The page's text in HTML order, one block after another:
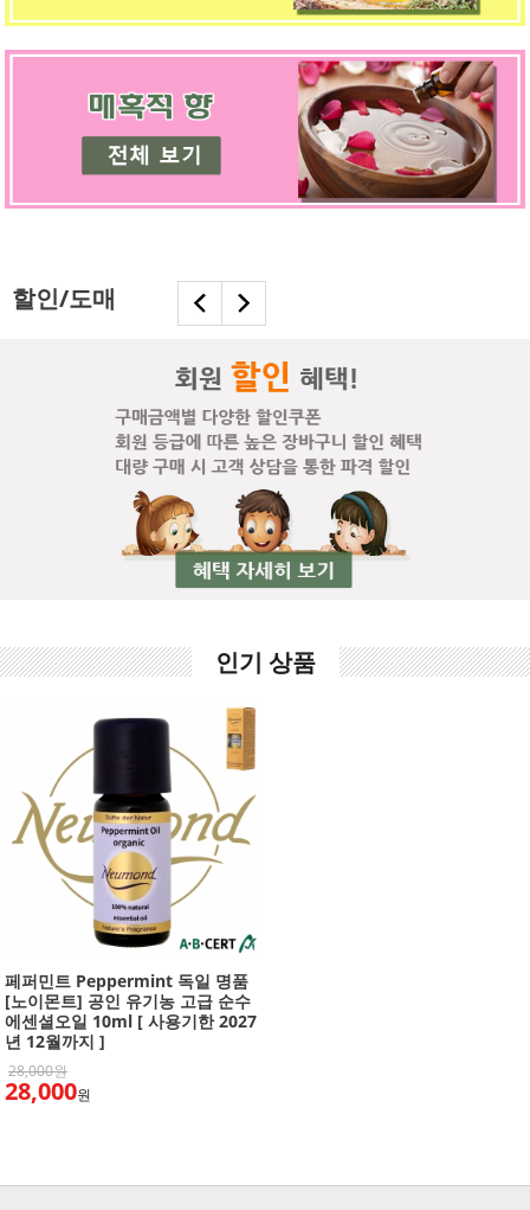
할인/도매
인기 상품
페퍼민트 Peppermint 독일 명품
[노이몬트] 공인 유기농 고급 순수
에센셜오일 10ml [ 사용기한 2027
년 12월까지 ]
28,000원
28,000원